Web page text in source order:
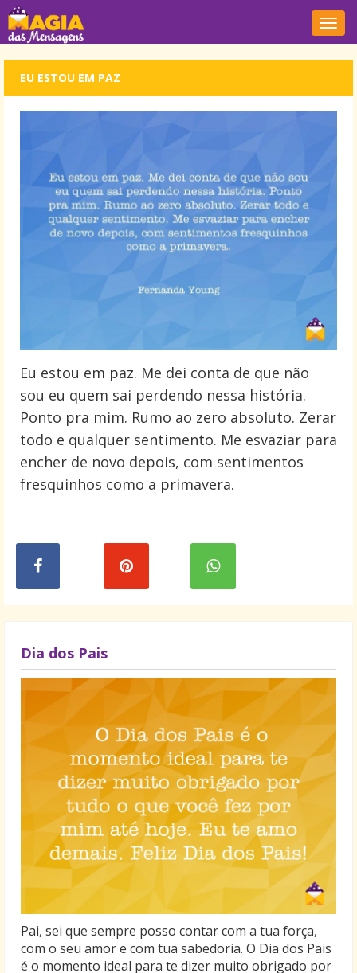
EU ESTOU EM PAZ
Eu estou em paz. Me dei conta de que não
sou eu quem sai perdendo nessa história.
Ponto pra mim. Rumo ao zero absoluto. Zerar
todo e qualquer sentimento. Me esvaziar para
encher de novo depois, com sentimentos
fresquinhos como a primavera.
Dia dos Pais
Pai, sei que sempre posso contar com a tua força,
com o seu amor e com tua sabedoria. O Dia dos Pais
é o momento ideal para te dizer muito obrigado por